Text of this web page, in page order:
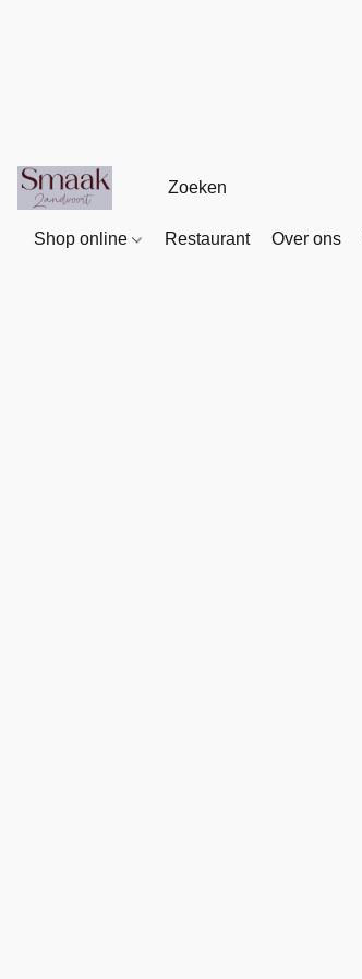
Shop online Restaurant Over ons